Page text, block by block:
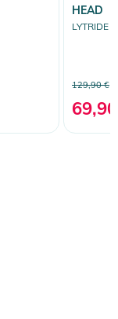
HEAD
LYTRIDE
129,90 €